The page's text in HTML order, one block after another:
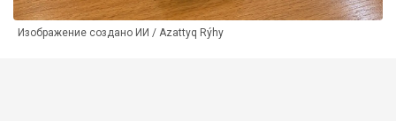
Изображение создано ИИ / Azattyq Rýhy